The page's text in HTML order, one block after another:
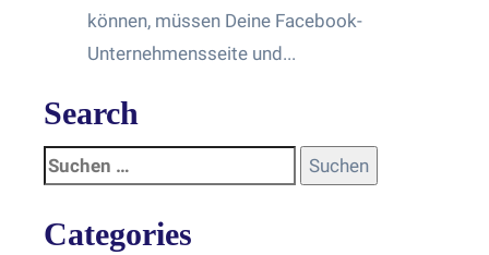
können, müssen Deine Facebook-
Unternehmensseite und...
Search
Categories